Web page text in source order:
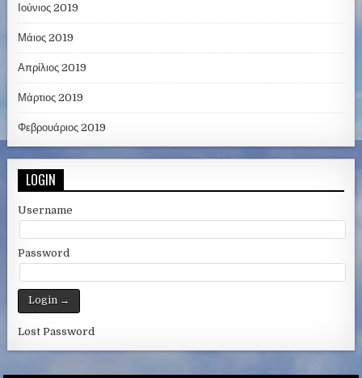
Ιούνιος 2019
Μάιος 2019
Απρίλιος 2019
Μάρτιος 2019
Φεβρουάριος 2019
LOGIN
Username
Password
Lost Password